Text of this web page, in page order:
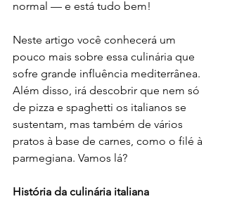
normal — e está tudo bem!
Neste artigo você conhecerá um
pouco mais sobre essa culinária que
sofre grande influência mediterrânea.
Além disso, irá descobrir que nem só
de pizza e spaghetti os italianos se
sustentam, mas também de vários
pratos à base de carnes, como o filé à
parmegiana. Vamos lá?
História da culinária italiana